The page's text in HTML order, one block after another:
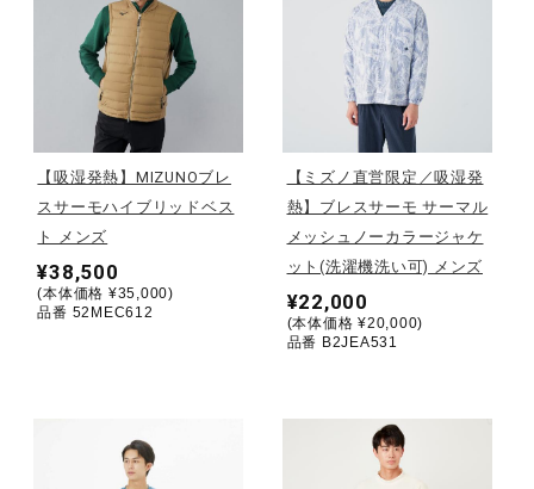
トレーニング
野球
ゴルフ
スイム
テニス／ソフトテニス
【吸湿発熱】MIZUNOブレ
スサーモハイブリッドベス
ト メンズ
¥38,500
(本体価格 ¥35,000)
品番 52MEC612
【ミズノ直営限定／吸湿発
熱】ブレスサーモ サーマル
メッシュノーカラージャケ
ット(洗濯機洗い可) メンズ
¥22,000
(本体価格 ¥20,000)
品番 B2JEA531